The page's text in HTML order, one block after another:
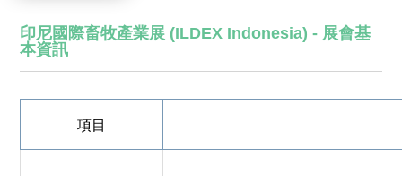
印尼國際畜牧產業展 (ILDEX Indonesia) - 展會基
本資訊
項目